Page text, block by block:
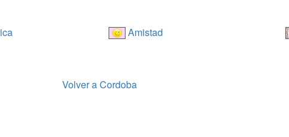
Amistad
Volver a Cordoba